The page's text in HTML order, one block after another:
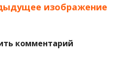
изображение
комментарий